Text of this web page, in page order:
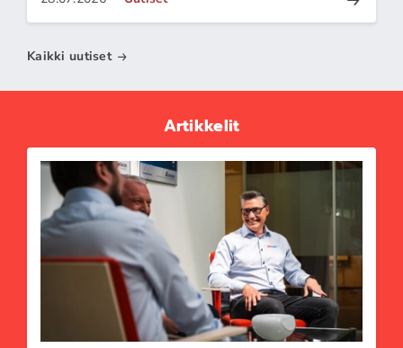
Kaikki uutiset
Artikkelit